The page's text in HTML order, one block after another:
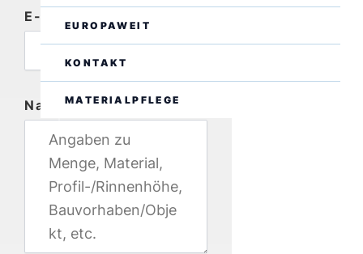
EUROPAWEIT
KONTAKT
MATERIALPFLEGE
DE EN
E-Mail
Nachricht